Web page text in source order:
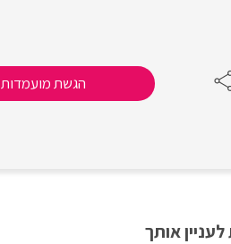
הגשת מועמדות
אותך